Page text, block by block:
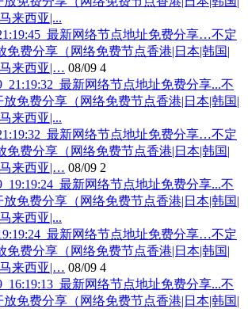
最新网络节点地址免费分享…不定
费分享（网络免费节点香港|日本|韩国|
来西亚|… 08/09 4
最新网络节点地址免费分享…不定
费分享（网络免费节点香港|日本|韩国|
来西亚|… 08/09 2
最新网络节点地址免费分享…不定
费分享（网络免费节点香港|日本|韩国|
来西亚|… 08/09 4